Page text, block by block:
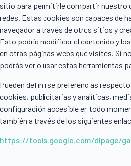
sitio para permitirle compartir nuestro
redes. Estas cookies son capaces de
navegador a través de otros sitios y
Esto podría modificar el contenido y
en otras páginas webs que visites. Si
podrás ver o usar estas herramientas
Pueden definirse preferencias
cookies, publicitarias y analíticas,
configuración accesible en todo
también a través de los siguientes
https://tools.google.com/dlpage/